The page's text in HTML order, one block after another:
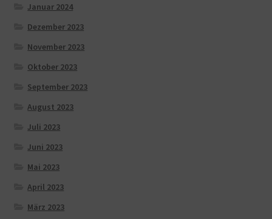
Januar 2024
Dezember 2023
November 2023
Oktober 2023
September 2023
August 2023
Juli 2023
Juni 2023
Mai 2023
April 2023
März 2023